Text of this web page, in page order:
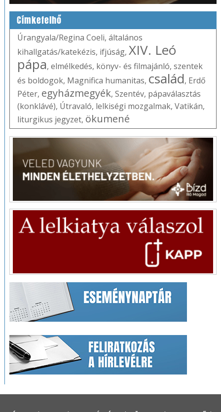
Címkefelhő
Úrangyala/Regina Coeli, általános
kihallgatás/katekézis, ifjúság, XIV. Leó
pápa, elmélkedés, könyv- és filmajánló, szentek
és boldogok, Magnifica humanitas, család, Erdő
Péter, egyházmegyék, Szentév, pápaválasztás
(konklávé), Útravaló, lelkiségi mozgalmak, Vatikán,
liturgikus jegyzet, ökumené